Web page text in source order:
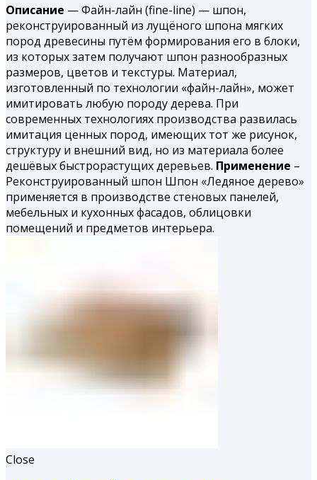
Описание — Файн-лайн (fine-line) — шпон,
реконструированный из лущёного шпона мягких
пород древесины путём формирования его в блоки,
из которых затем получают шпон разнообразных
размеров, цветов и текстуры. Материал,
изготовленный по технологии «файн-лайн», может
имитировать любую породу дерева. При
современных технологиях производства развилась
имитация ценных пород, имеющих тот же рисунок,
структуру и внешний вид, но из материала более
дешёвых быстрорастущих деревьев. Применение –
Реконструированный шпон Шпон «Ледяное дерево»
применяется в производстве стеновых панелей,
мебельных и кухонных фасадов, облицовки
помещений и предметов интерьера.
Close